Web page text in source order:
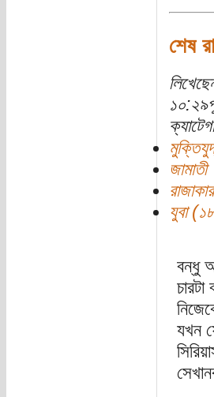
শেষ
জামাতী
রাজাকার
যুবা
বন্ধু
যখন